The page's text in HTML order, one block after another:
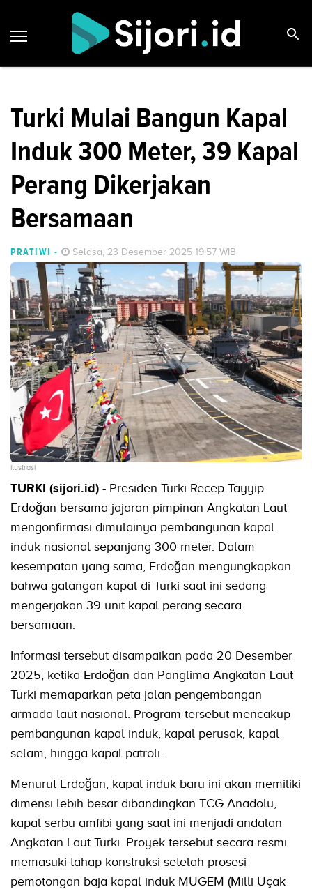
Turki Mulai Bangun Kapal
Induk 300 Meter, 39 Kapal
Perang Dikerjakan
Bersamaan
PRATIWI - Selasa, 23 Desember 2025 19:57 WIB
ilustrasi
TURKI (sijori.id) - Presiden Turki Recep Tayyip
Erdoğan bersama jajaran pimpinan Angkatan Laut
mengonfirmasi dimulainya pembangunan kapal
induk nasional sepanjang 300 meter. Dalam
kesempatan yang sama, Erdoğan mengungkapkan
bahwa galangan kapal di Turki saat ini sedang
mengerjakan 39 unit kapal perang secara
bersamaan.
Informasi tersebut disampaikan pada 20 Desember
2025, ketika Erdoğan dan Panglima Angkatan Laut
Turki memaparkan peta jalan pengembangan
armada laut nasional. Program tersebut mencakup
pembangunan kapal induk, kapal perusak, kapal
selam, hingga kapal patroli.
Menurut Erdoğan, kapal induk baru ini akan memiliki
dimensi lebih besar dibandingkan TCG Anadolu,
kapal serbu amfibi yang saat ini menjadi andalan
Angkatan Laut Turki. Proyek tersebut secara resmi
memasuki tahap konstruksi setelah prosesi
pemotongan baja kapal induk MUGEM (Milli Uçak